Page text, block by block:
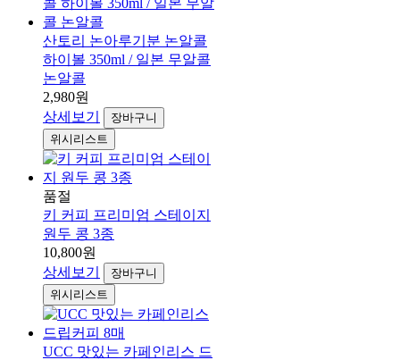
산토리 논아루기분 논알콜
하이볼 350ml / 일본 무알콜
논알콜
2,980원
상세보기
장바구니
위시리스트
품절
키 커피 프리미엄 스테이지
원두 콩 3종
10,800원
상세보기
장바구니
위시리스트
UCC 맛있는 카페인리스 드